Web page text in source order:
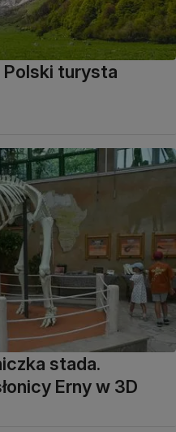
Polski turysta
stada.
Erny w 3D